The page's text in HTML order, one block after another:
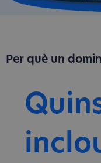
Per què un